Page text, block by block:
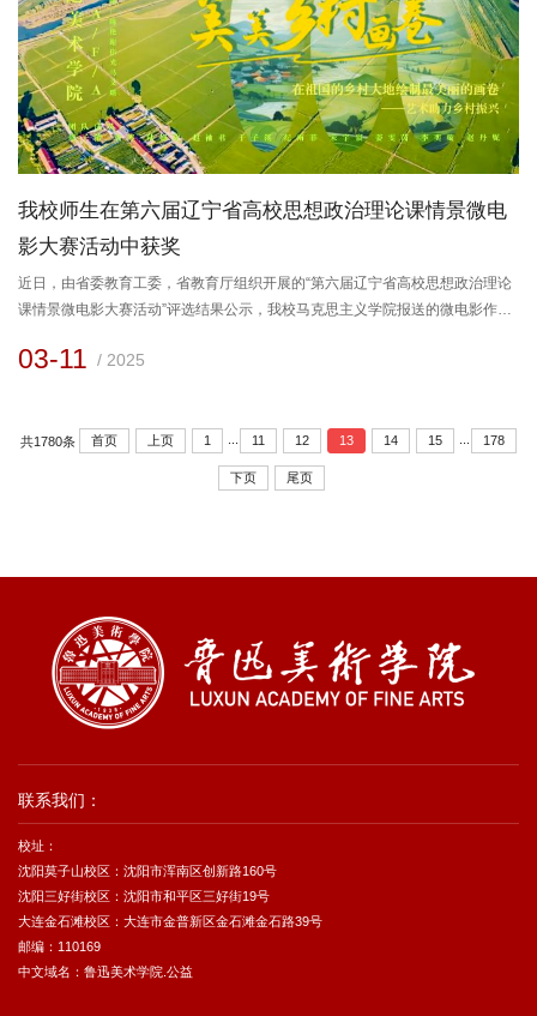
我校师生在第六届辽宁省高校思想政治理论课情景微电
影大赛活动中获奖
近日，由省委教育工委，省教育厅组织开展的“第六届辽宁省高校思想政治理论
课情景微电影大赛活动”评选结果公示，我校马克思主义学院报送的微电影作品
画卷》讲述了鲁美师生们在下乡研学的过程中，将理论与实践相结合，逐步探
径。...
03-11 / 2025
共1780条 首页 上页 1 11 12 13 14 15 178
下页 尾页
联系我们：
校址：
沈阳莫子山校区：沈阳市浑南区创新路160号
沈阳三好街校区：沈阳市和平区三好街19号
大连金石滩校区：大连市金普新区金石滩金石路39号
邮编：110169
中文域名：鲁迅美术学院.公益